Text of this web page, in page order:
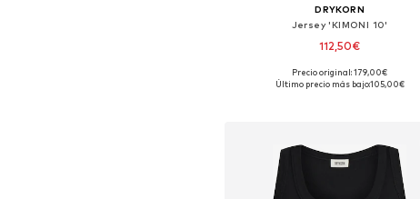
DRYKORN
Jersey 'KIMONI 10'
112,50€
Tallas disponibles: XS, S, M, L
Precio original: 179,00€
Último precio más bajo:105,00€